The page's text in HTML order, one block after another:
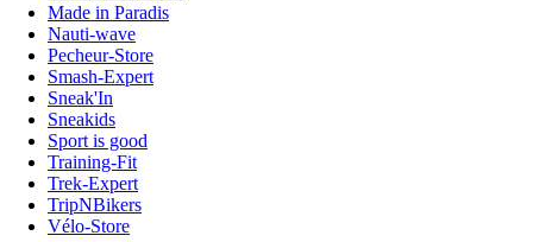
Made in Paradis
Nauti-wave
Pecheur-Store
Smash-Expert
Sneak'In
Sneakids
Sport is good
Training-Fit
Trek-Expert
TripNBikers
Vélo-Store